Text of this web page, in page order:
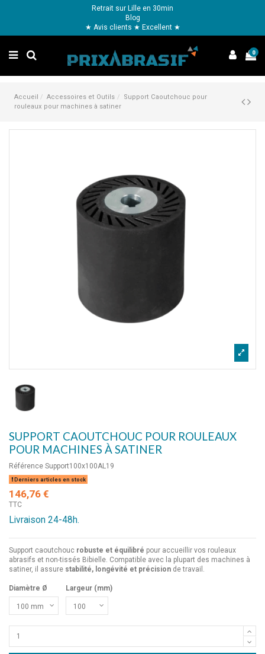
Retrait sur Lille en 30min
Blog
★ Avis clients ★ Excellent ★
0
Accueil Accessoires et Outils
Support Caoutchouc pour
rouleaux pour machines à satiner
SUPPORT CAOUTCHOUC POUR ROULEAUX
POUR MACHINES À SATINER
Référence Support100x100AL19
Derniers articles en stock
146,76 €
TTC
Livraison 24-48h.
Support caoutchouc robuste et équilibré pour accueillir vos rouleaux
abrasifs et non-tissés Bibielle. Compatible avec la plupart des machines à
satiner, il assure stabilité, longévité et précision de travail.
Diamètre Ø Largeur (mm)